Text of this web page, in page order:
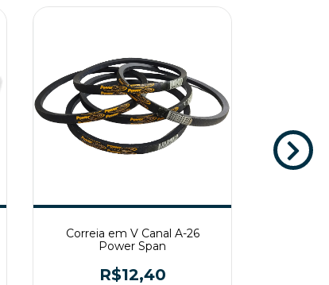
Correia em V Canal A-26
Power Span
R$12,40